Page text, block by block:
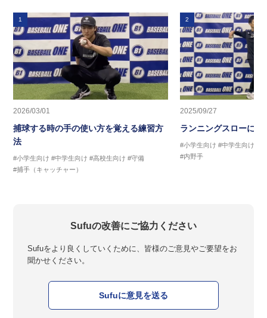
1
2026/03/01
捕球する時の手の使い方を覚える練習方
法
#小学生向け #中学生向け #高校生向け #守備
#捕手（キャッチャー）
2
2025/09/27
ランニングスローに繋
#小学生向け #中学生向け
#内野手
Sufuの改善にご協力ください
Sufuをより良くしていくために、皆様のご意見やご要望をお
聞かせください。
Sufuに意見を送る